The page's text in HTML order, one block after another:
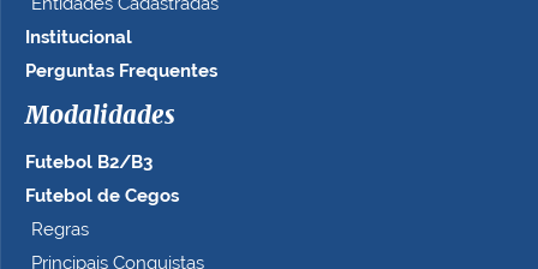
Institucional
Perguntas Frequentes
Modalidades
Futebol B2/B3
Futebol de Cegos
Regras
Principais Conquistas